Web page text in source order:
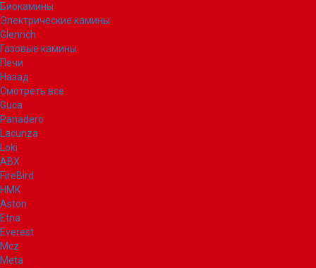
Биокамины
Электрические камины
Glenrich
Газовые камины
Печи
Назад
Смотреть все
Guca
Panadero
Lacunza
Loki
ABX
FireBird
НМК
Aston
Etna
Everest
Mcz
Meta